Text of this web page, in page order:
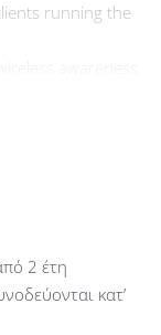
running the
monitors
malicious
Controller
and
devices.
2 έτη
κατ’